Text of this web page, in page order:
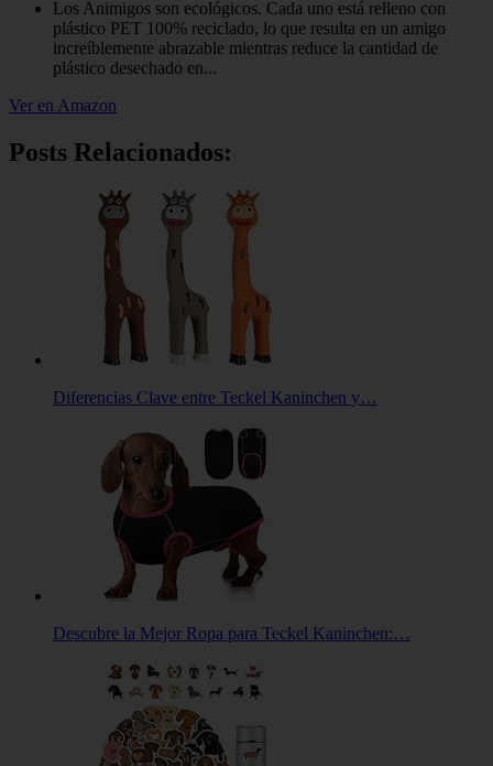
Los Animigos son ecológicos. Cada uno está relleno con
plástico PET 100% reciclado, lo que resulta en un amigo
increíblemente abrazable mientras reduce la cantidad de
plástico desechado en...
Ver en Amazon
Posts Relacionados:
Diferencias Clave entre Teckel Kaninchen y…
Descubre la Mejor Ropa para Teckel Kaninchen:…